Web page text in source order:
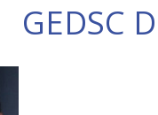
GEDSC